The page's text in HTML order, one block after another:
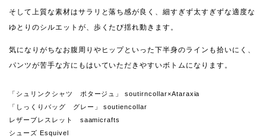
そして上質な素材はサラリと落ち感が良く、細すぎず太すぎずな適度な
ゆとりのシルエットが、歩くたび揺れ動きます。
気になりがちなお腹周りやヒップといった下半身のラインも拾いにく、
パンツが苦手な方にもはいていただきやすいボトムになります。
「シュリンクシャツ ポタージュ」 soutirncollar×Ataraxia
「しっくりバッグ グレー」 soutiencollar
レザーブレスレット saamicrafts
シューズ Esquivel